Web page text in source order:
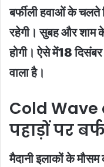
बर्फीली हवाओं के चलते
रहेगी। सुबह और शाम
होगी। ऐसे में18
वाला है।
Cold Wave
पहाड़ों पर
मैदानी इलाकों के मौसम